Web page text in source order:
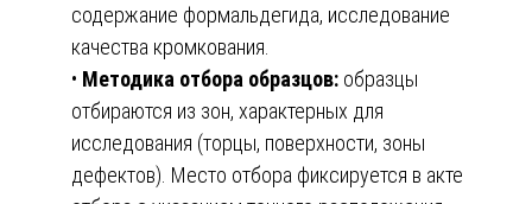
содержание формальдегида, исследование
качества кромкования.
• Методика отбора образцов: образцы
отбираются из зон, характерных для
исследования (торцы, поверхности, зоны
дефектов). Место отбора фиксируется в акте